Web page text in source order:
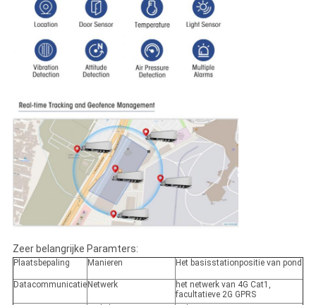
Zeer belangrijke Paramters:
Plaatsbepaling Manieren Het basisstationpositie van pond
DatacommunicatieNetwerk
het netwerk van 4G Cat1,
facultatieve 2G GPRS